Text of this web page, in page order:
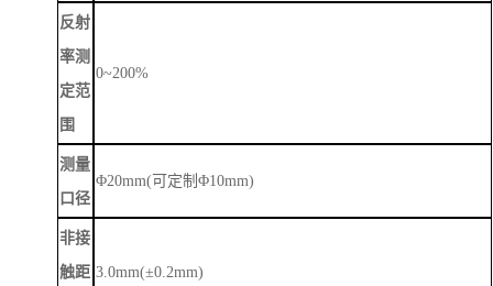
反射
率测
定范
围
0~200%
测量
口径
Φ20mm(可定制Φ10mm)
非接
触距 3.0mm(±0.2mm)